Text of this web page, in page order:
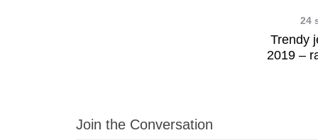
24
Trendy
2019 –
Join the Conversation